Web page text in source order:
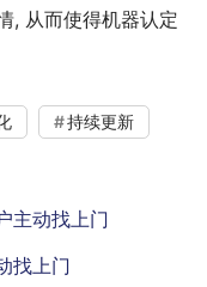
, 从而使得机器认定
持续更新
主动找上门
找上门